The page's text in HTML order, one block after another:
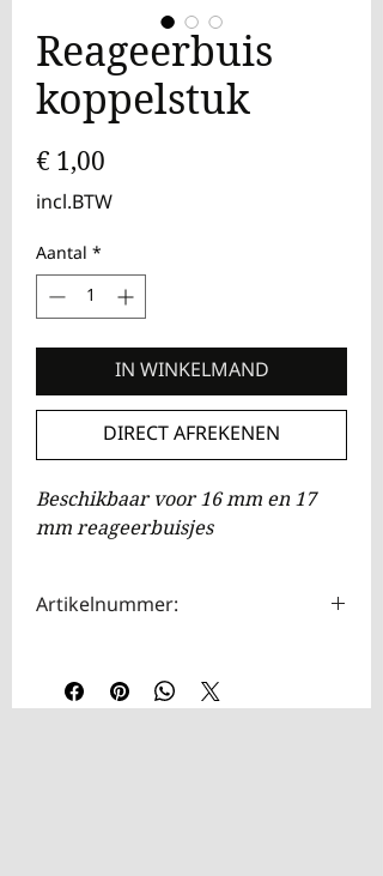
Reageerbuis
koppelstuk
€ 1,00
incl.BTW
Aantal*
IN WINKELMAND
DIRECT AFREKENEN
Beschikbaar voor 16 mm en 17
mm reageerbuisjes
Artikelnummer: